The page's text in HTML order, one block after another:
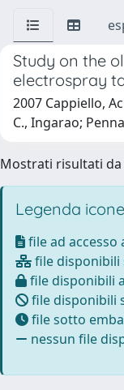
Study on the
electrospray
2007 Cappiello,
C., Ingarao;
Mostrati risultati da
Legenda icone
file ad accesso
file disponibili
file disponibili
file disponibili
file sotto
nessun file